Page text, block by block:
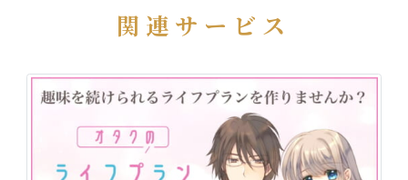
関連サービス